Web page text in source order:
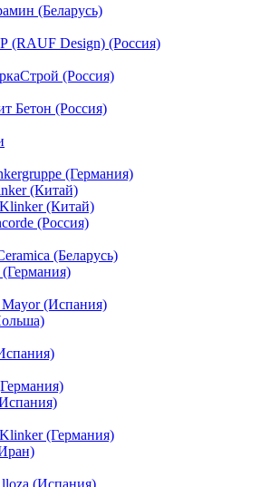
(Беларусь)
(RAUF Design) (Россия)
(Россия)
Бетон (Россия)
(Германия)
(Китай)
(Китай)
(Россия)
(Беларусь)
Mayor (Испания)
(Германия)
(Испания)